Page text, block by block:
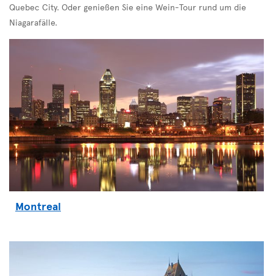
Quebec City. Oder genießen Sie eine Wein-Tour rund um die
Niagarafälle.
Montreal